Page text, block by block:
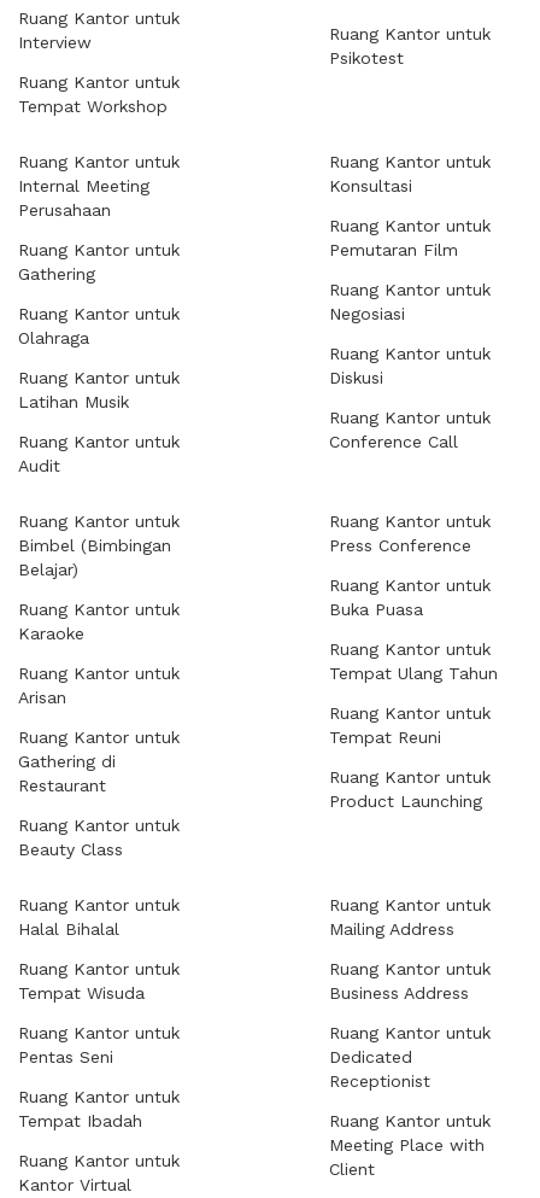
Ruang Kantor untuk
Interview
Ruang Kantor untuk
Tempat Workshop
Ruang Kantor untuk
Psikotest
Ruang Kantor untuk
Internal Meeting
Perusahaan
Ruang Kantor untuk
Gathering
Ruang Kantor untuk
Olahraga
Ruang Kantor untuk
Latihan Musik
Ruang Kantor untuk
Audit
Ruang Kantor untuk
Konsultasi
Ruang Kantor untuk
Pemutaran Film
Ruang Kantor untuk
Negosiasi
Ruang Kantor untuk
Diskusi
Ruang Kantor untuk
Conference Call
Ruang Kantor untuk
Bimbel (Bimbingan
Belajar)
Ruang Kantor untuk
Karaoke
Ruang Kantor untuk
Arisan
Ruang Kantor untuk
Gathering di
Restaurant
Ruang Kantor untuk
Beauty Class
Ruang Kantor untuk
Press Conference
Ruang Kantor untuk
Buka Puasa
Ruang Kantor untuk
Tempat Ulang Tahun
Ruang Kantor untuk
Tempat Reuni
Ruang Kantor untuk
Product Launching
Ruang Kantor untuk
Halal Bihalal
Ruang Kantor untuk
Tempat Wisuda
Ruang Kantor untuk
Pentas Seni
Ruang Kantor untuk
Tempat Ibadah
Ruang Kantor untuk
Kantor Virtual
Ruang Kantor untuk
Mailing Address
Ruang Kantor untuk
Business Address
Ruang Kantor untuk
Dedicated
Receptionist
Ruang Kantor untuk
Meeting Place with
Client